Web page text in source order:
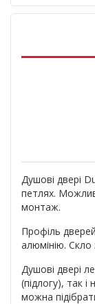
Душові двері
петлях.
монтаж.
Профіль
алюмінію.
Душові двері
(підлогу), так
можна